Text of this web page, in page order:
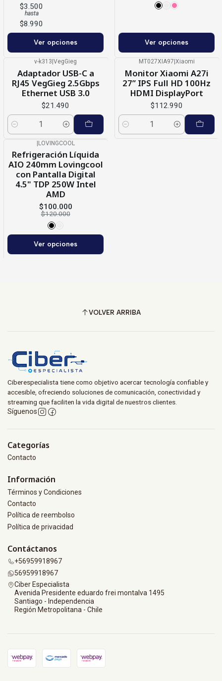
$3.500
hasta
$8.990
Ver opciones Ver opciones
v-k313 VegGieg
Adaptador USB-C a
RJ45 VegGieg 2.5Gbps
Ethernet USB 3.0
$21.490
Cantidad
MT027XIA97 Xiaomi
Monitor Xiaomi A27i
27” IPS Full HD 100Hz
HDMI DisplayPort
$112.990
Cantidad
|LOVINGCOOL
Refrigeración Líquida
AIO 240mm Lovingcool
con Pantalla Digital
4.5" TDP 250W Intel
AMD
$100.000
$120.000
Ver opciones
VOLVER ARRIBA
Ciberespecialista tiene como objetivo acercar tecnología confiable y
accesible, ofreciendo soluciones de comunicación, conectividad y
streaming que faciliten la vida digital de nuestros clientes.
Síguenos
Categorías
Contacto
Información
Términos y Condiciones
Contacto
Política de reembolso
Política de privacidad
Contáctanos
+56959918967
56959918967
Ciber Especialista
Avenida Presidente eduardo frei montalva 1495
Santiago - Independencia
Región Metropolitana - Chile